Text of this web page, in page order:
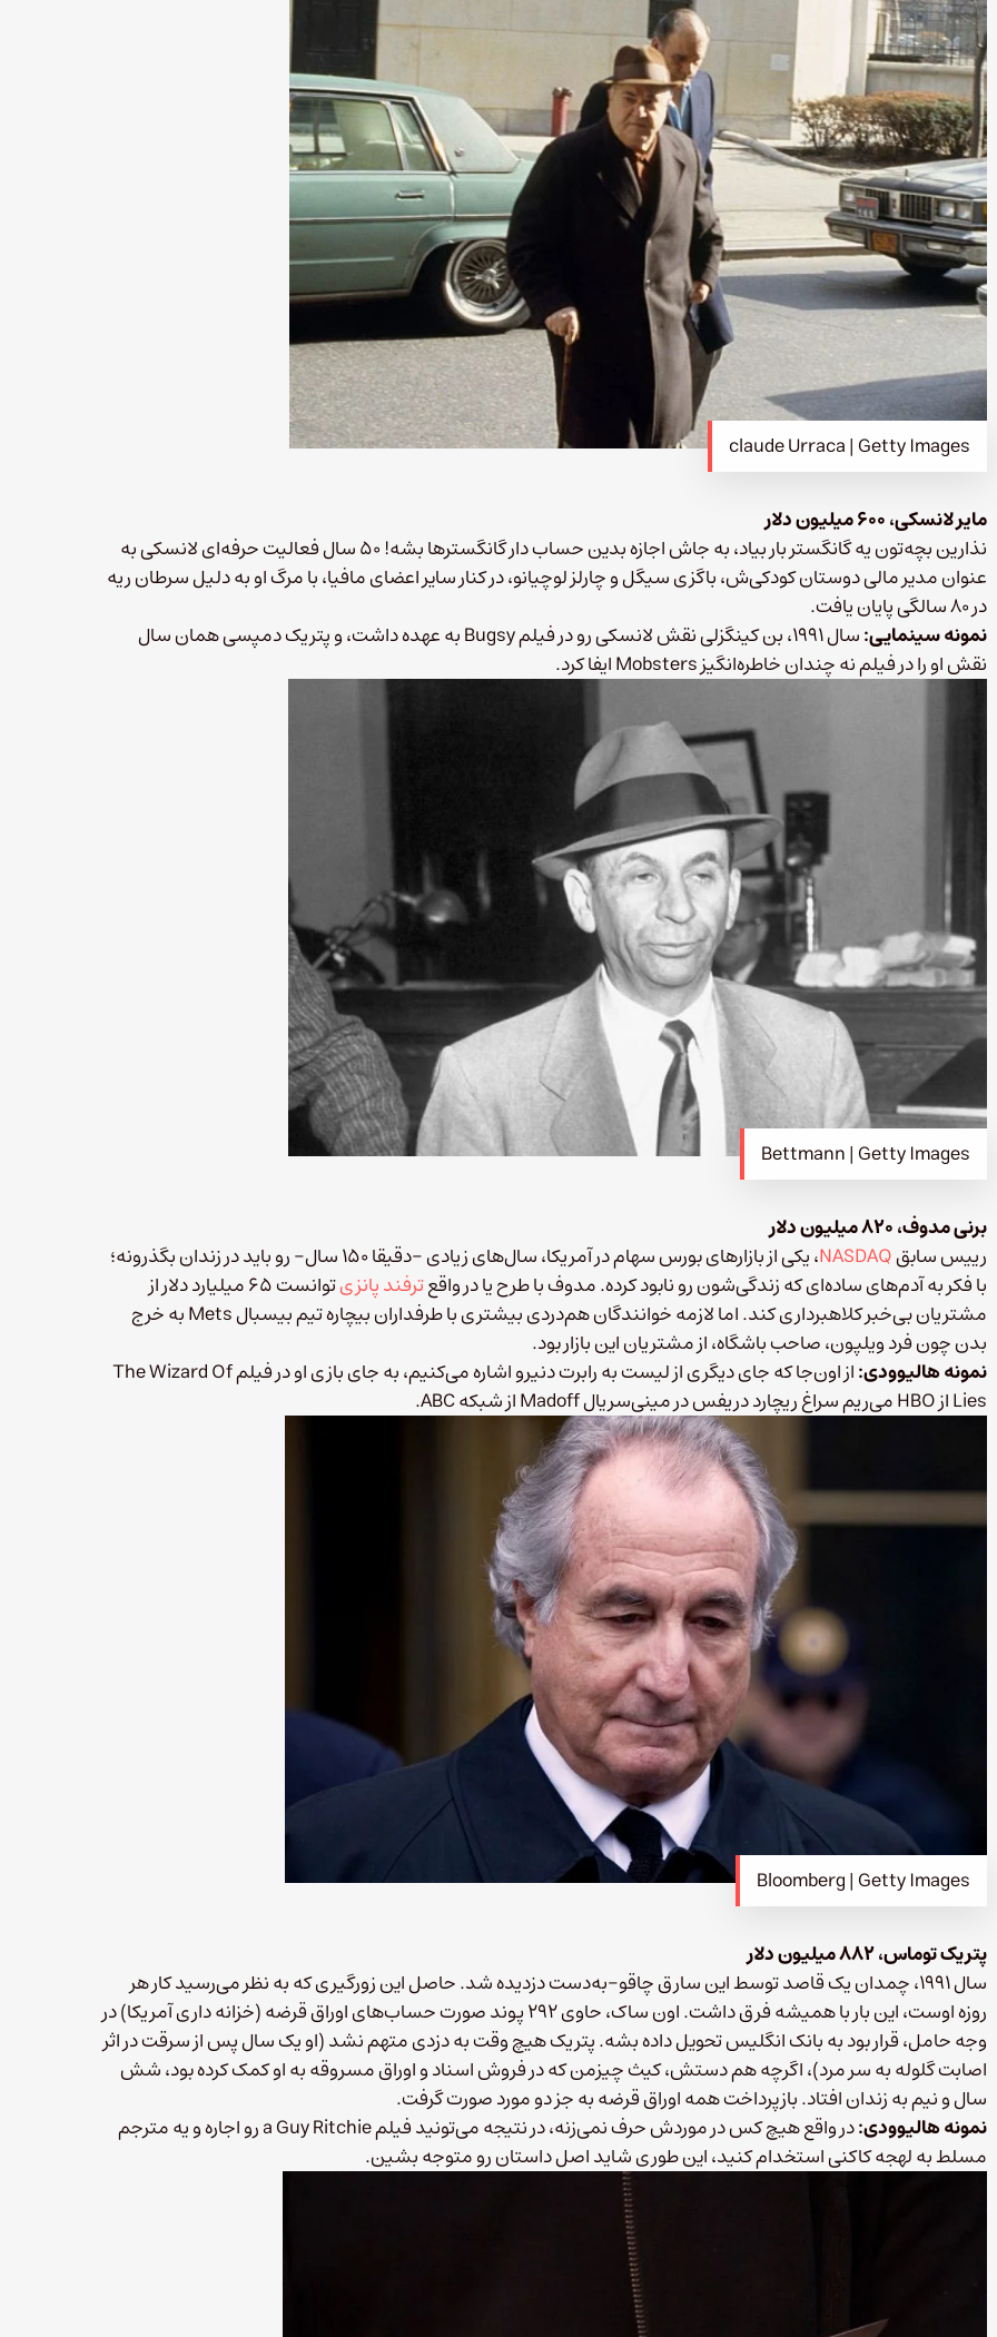
claude Urraca | Getty Images
مایر لانسکی، ۶۰۰ میلیون دلار
نذارین بچه‌تون یه گانگستر بار بیاد، به جاش اجازه بدین حساب دار گانگسترها بشه! ۵۰ سال فعالیت حرفه‌ای لانسکی به
عنوان مدیر مالی دوستان کودکی‌ش، باگزی سیگل و چارلز لوچیانو، در کنار سایر اعضای مافیا، با مرگ او به دلیل سرطان ریه
در ۸۰ سالگی پایان یافت.
نمونه سینمایی:
سال ۱۹۹۱، بن کینگزلی نقش لانسکی رو در فیلم Bugsy به عهده داشت، و پتریک دمپسی همان سال
نقش او را در فیلم نه چندان خاطره‌انگیز Mobsters ایفا کرد.
Bettmann | Getty Images
برنی مدوف، ۸۲۰ میلیون دلار
رییس سابقNASDAQ
، یکی از بازارهای بورس سهام در آمریکا، سال‌های زیادی -دقیقا ۱۵۰ سال- رو باید در زندان بگذرونه؛
با فکر به آدم‌های ساده‌ای که زندگی‌شون رو نابود کرده. مدوف با طرح یا در واقعترفند پانزی
توانست ۶۵ میلیارد دلار از
مشتریان بی‌خبر کلاهبرداری کند. اما لازمه خوانندگان هم‌دردی بیشتری با طرفداران بیچاره تیم بیسبال Mets به خرج
بدن چون فرد ویلپون، صاحب باشگاه، از مشتریان این بازار بود.
نمونه هالیوودی:
از اون‌جا که جای دیگری از لیست به رابرت دنیرو اشاره می‌کنیم، به جای بازی او در فیلم The Wizard Of
Lies از HBO می‌ریم سراغ ریچارد دریفس در مینی‌سریال Madoff از شبکه ABC.
Bloomberg | Getty Images
پتریک توماس، ۸۸۲ میلیون دلار
سال ۱۹۹۱، چمدان یک قاصد توسط این سارق چاقو-به‌دست دزدیده شد. حاصل این زورگیری که به نظر می‌رسید کار هر
روزه اوست، این بار با همیشه فرق داشت. اون ساک، حاوی ۲۹۲ پوند صورت حساب‌های اوراق قرضه (خزانه داری آمریکا) در
وجه حامل، قرار بود به بانک انگلیس تحویل داده بشه. پتریک هیچ وقت به دزدی متهم نشد (او یک سال پس از سرقت در اثر
اصابت گلوله به سر مرد)، اگرچه هم دستش، کیث چیزمن که در فروش اسناد و اوراق مسروقه به او کمک کرده بود، شش
سال و نیم به زندان افتاد. بازپرداخت همه اوراق قرضه به جز دو مورد صورت گرفت.
نمونه هالیوودی:
در واقع هیچ کس در موردش حرف نمی‌زنه، در نتیجه می‌تونید فیلم a Guy Ritchie رو اجاره و یه مترجم
مسلط به لهجه کاکنی استخدام کنید، این طوری شاید اصل داستان رو متوجه بشین.